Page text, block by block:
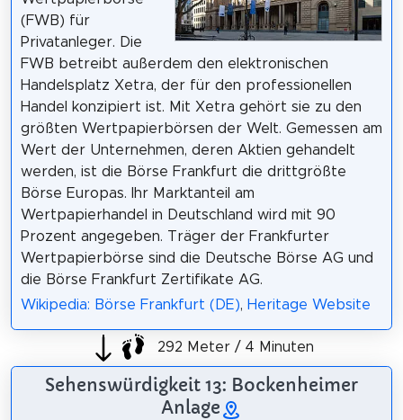
(FWB) für
Privatanleger. Die
FWB betreibt außerdem den elektronischen
Handelsplatz Xetra, der für den professionellen
Handel konzipiert ist. Mit Xetra gehört sie zu den
größten Wertpapierbörsen der Welt. Gemessen am
Wert der Unternehmen, deren Aktien gehandelt
werden, ist die Börse Frankfurt die drittgrößte
Börse Europas. Ihr Marktanteil am
Wertpapierhandel in Deutschland wird mit 90
Prozent angegeben. Träger der Frankfurter
Wertpapierbörse sind die Deutsche Börse AG und
die Börse Frankfurt Zertifikate AG.
Wikipedia: Börse Frankfurt (DE), Heritage Website
292 Meter / 4 Minuten
Sehenswürdigkeit 13: Bockenheimer
Anlage